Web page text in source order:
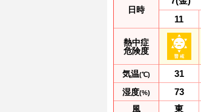
日時
熱中症
危険度
気温(℃)
湿度(%)
風
11
31
73
東